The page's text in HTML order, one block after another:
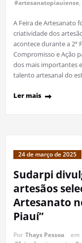
#artesanatopiauiense,
A Feira de Artesanato
criatividade dos
acontece durante a 2ª
Compromisso e Ação
dos mais importantes
talento artesanal do
Ler mais
24 de março de 2025
Sudarpi
artesãos
Artesanato
Piauí”
Por Thays Pessoa em